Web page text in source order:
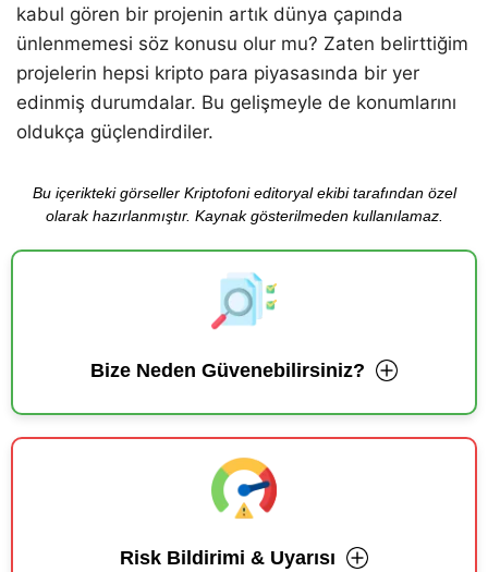
kabul gören bir projenin artık dünya çapında
ünlenmemesi söz konusu olur mu? Zaten belirttiğim
projelerin hepsi kripto para piyasasında bir yer
edinmiş durumdalar. Bu gelişmeyle de konumlarını
oldukça güçlendirdiler.
Bu içerikteki görseller Kriptofoni editoryal ekibi tarafından özel
olarak hazırlanmıştır. Kaynak gösterilmeden kullanılamaz.
Bize Neden Güvenebilirsiniz?
Risk Bildirimi & Uyarısı